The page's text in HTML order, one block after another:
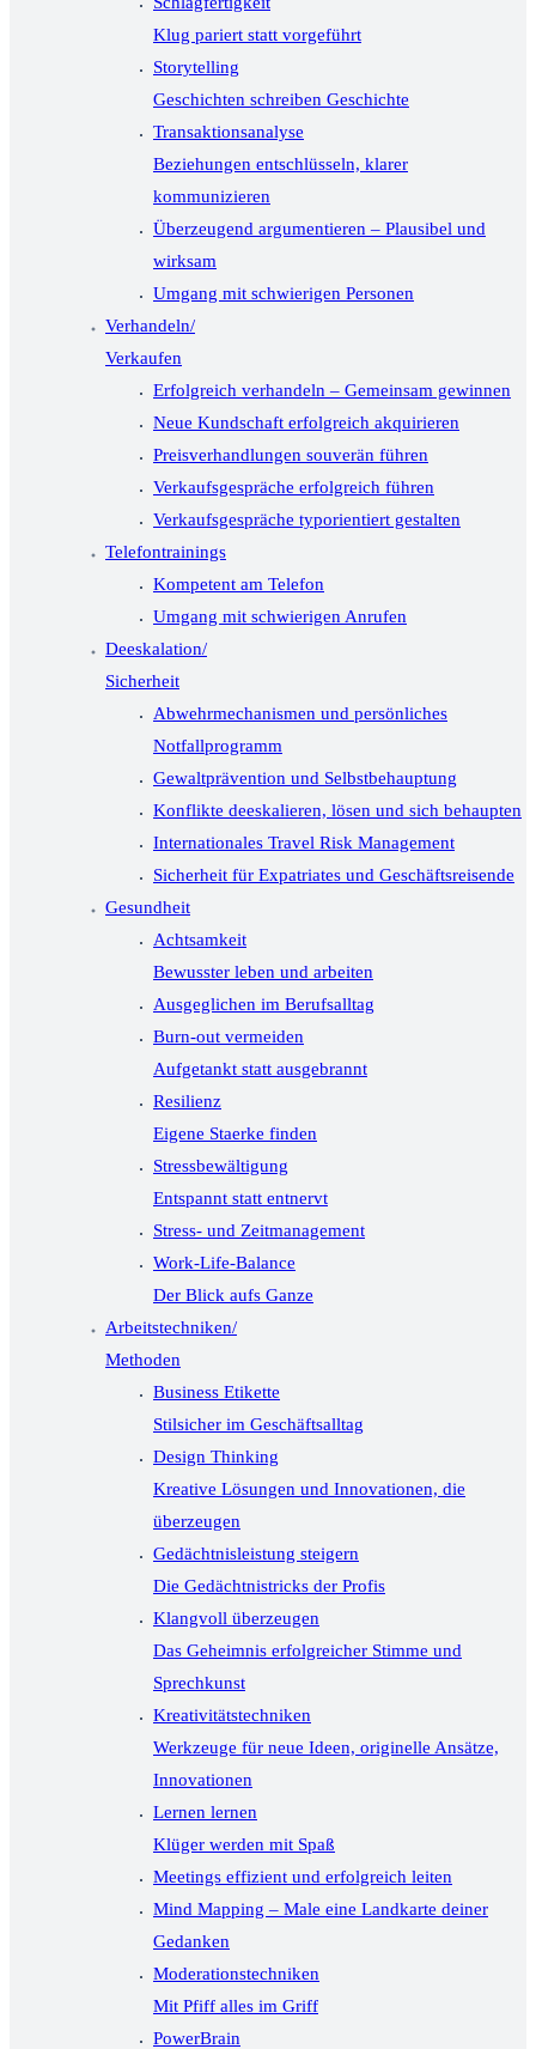
Klug pariert statt vorgeführt
Storytelling
Geschichten schreiben Geschichte
Transaktionsanalyse
Beziehungen entschlüsseln, klarer
kommunizieren
Überzeugend argumentieren – Plausibel und
wirksam
Umgang mit schwierigen Personen
Verhandeln/
Verkaufen
Erfolgreich verhandeln – Gemeinsam gewinnen
Neue Kundschaft erfolgreich akquirieren
Preisverhandlungen souverän führen
Verkaufsgespräche erfolgreich führen
Verkaufsgespräche typorientiert gestalten
Telefontrainings
Kompetent am Telefon
Umgang mit schwierigen Anrufen
Deeskalation/
Sicherheit
Abwehrmechanismen und persönliches
Notfallprogramm
Gewaltprävention und Selbstbehauptung
Konflikte deeskalieren, lösen und sich behaupten
Internationales Travel Risk Management
Sicherheit für Expatriates und Geschäftsreisende
Gesundheit
Achtsamkeit
Bewusster leben und arbeiten
Ausgeglichen im Berufsalltag
Burn-out vermeiden
Aufgetankt statt ausgebrannt
Resilienz
Eigene Staerke finden
Stressbewältigung
Entspannt statt entnervt
Stress- und Zeitmanagement
Work-Life-Balance
Der Blick aufs Ganze
Arbeitstechniken/
Methoden
Business Etikette
Stilsicher im Geschäftsalltag
Design Thinking
Kreative Lösungen und Innovationen, die
überzeugen
Gedächtnisleistung steigern
Die Gedächtnistricks der Profis
Klangvoll überzeugen
Das Geheimnis erfolgreicher Stimme und
Sprechkunst
Kreativitätstechniken
Werkzeuge für neue Ideen, originelle Ansätze,
Innovationen
Lernen lernen
Klüger werden mit Spaß
Meetings effizient und erfolgreich leiten
Mind Mapping – Male eine Landkarte deiner
Gedanken
Moderationstechniken
Mit Pfiff alles im Griff
PowerBrain